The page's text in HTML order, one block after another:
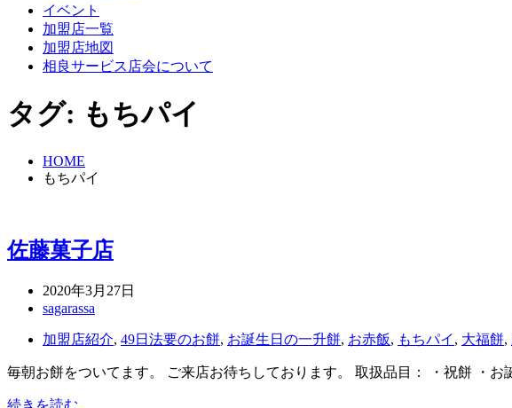
イベント
加盟店一覧
加盟店地図
相良サービス店会について
タグ: もちパイ
HOME
もちパイ
佐藤菓子店
2020年3月27日
sagarassa
加盟店紹介, 49日法要のお餅, お誕生日の一升餅, お赤飯, もちパイ , 大福餅,
毎朝お餅をついてます。 ご来店お待ちしております。 取扱品目： ・祝餅 ・
続きを読む